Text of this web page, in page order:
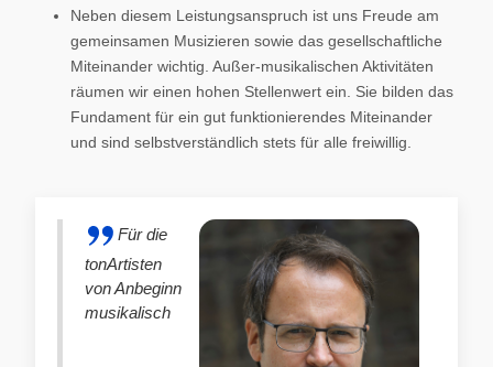
Neben diesem Leistungsanspruch ist uns Freude am
gemeinsamen Musizieren sowie das gesellschaftliche
Miteinander wichtig. Außer-musikalischen Aktivitäten
räumen wir einen hohen Stellenwert ein. Sie bilden das
Fundament für ein gut funktionierendes Miteinander
und sind selbstverständlich stets für alle freiwillig.
Für die
tonArtisten
von Anbeginn
musikalisch